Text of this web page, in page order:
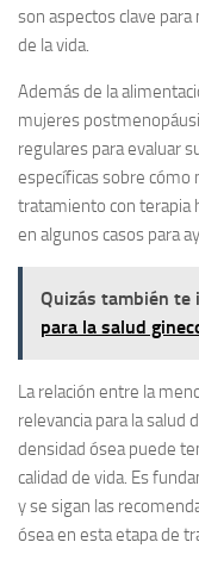
son aspectos clave
de la vida.
Además de la
mujeres
regulares para evaluar
específicas sobre cómo
tratamiento con terapia
en algunos casos para
Quizás también te
para la salud
La relación entre la
relevancia para la salud
densidad ósea puede
calidad de vida. Es
y se sigan las
ósea en esta etapa de